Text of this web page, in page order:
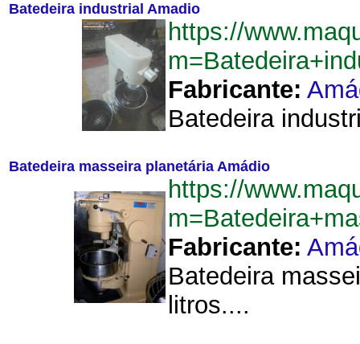
Batedeira industrial Amadio
https://
Fabricante:
Batedeira
Batedeira masseira planetária Amádio
https://
Fabricante:
Batedeira
litros....